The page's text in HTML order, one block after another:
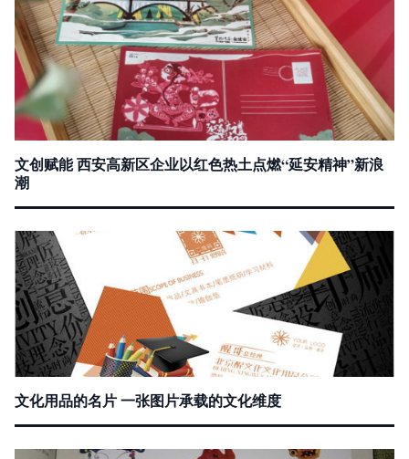
文创赋能 西安高新区企业以红色热土点燃“延安精神”新浪
潮
文化用品的名片 一张图片承载的文化维度